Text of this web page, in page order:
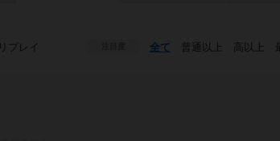
リプレイ 全て 普通以上 高以上